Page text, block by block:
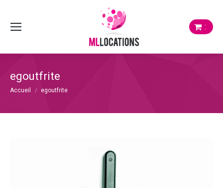
:
egoutfrite
Vous êtes ici :
Accueil egoutfrite